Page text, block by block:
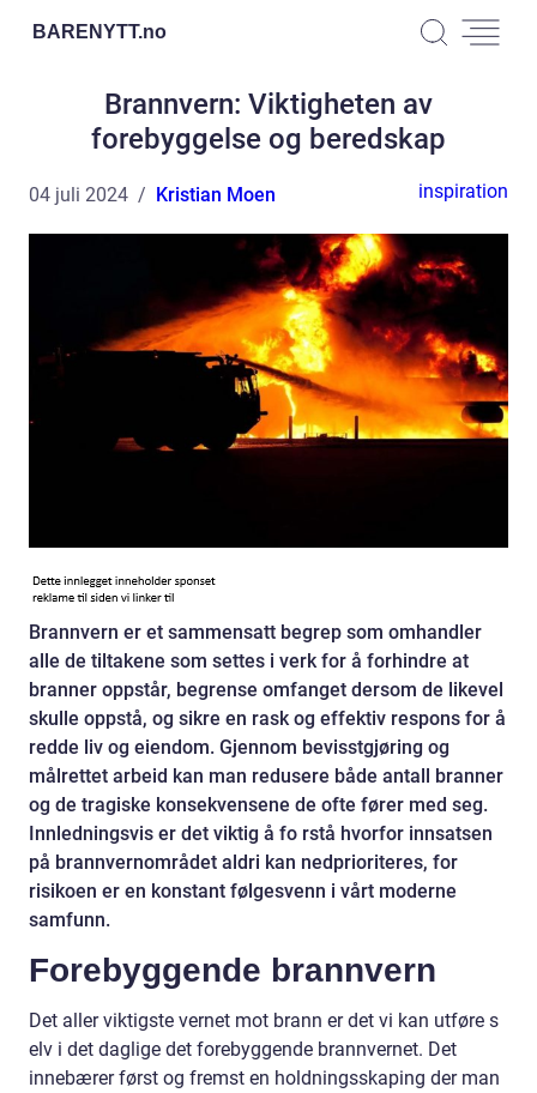
BARENYTT.no
Brannvern: Viktigheten av
forebyggelse og beredskap
04 juli 2024 Kristian Moen inspiration
Brannvern er et sammensatt begrep som omhandler
alle de tiltakene som settes i verk for å forhindre at
branner oppstår, begrense omfanget dersom de likevel
skulle oppstå, og sikre en rask og effektiv respons for å
redde liv og eiendom. Gjennom bevisstgjøring og
målrettet arbeid kan man redusere både antall branner
og de tragiske konsekvensene de ofte fører med seg.
Innledningsvis er det viktig å fo rstå hvorfor innsatsen
på brannvernområdet aldri kan nedprioriteres, for
risikoen er en konstant følgesvenn i vårt moderne
samfunn.
Forebyggende brannvern
Det aller viktigste vernet mot brann er det vi kan utføre s
elv i det daglige det forebyggende brannvernet. Det
innebærer først og fremst en holdningsskaping der man